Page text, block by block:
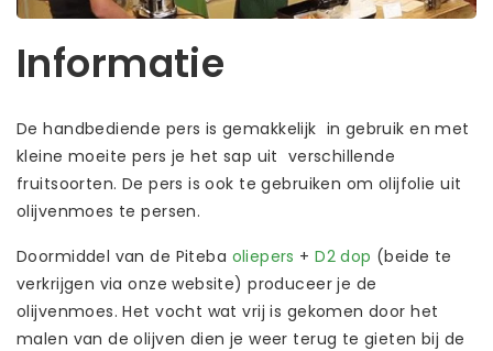
Informatie
De handbediende pers is gemakkelijk in gebruik en met
kleine moeite pers je het sap uit verschillende
fruitsoorten. De pers is ook te gebruiken om olijfolie uit
olijvenmoes te persen.
Doormiddel van de Piteba oliepers +D2 dop (beide te
verkrijgen via onze website) produceer je de
olijvenmoes. Het vocht wat vrij is gekomen door het
malen van de olijven dien je weer terug te gieten bij de